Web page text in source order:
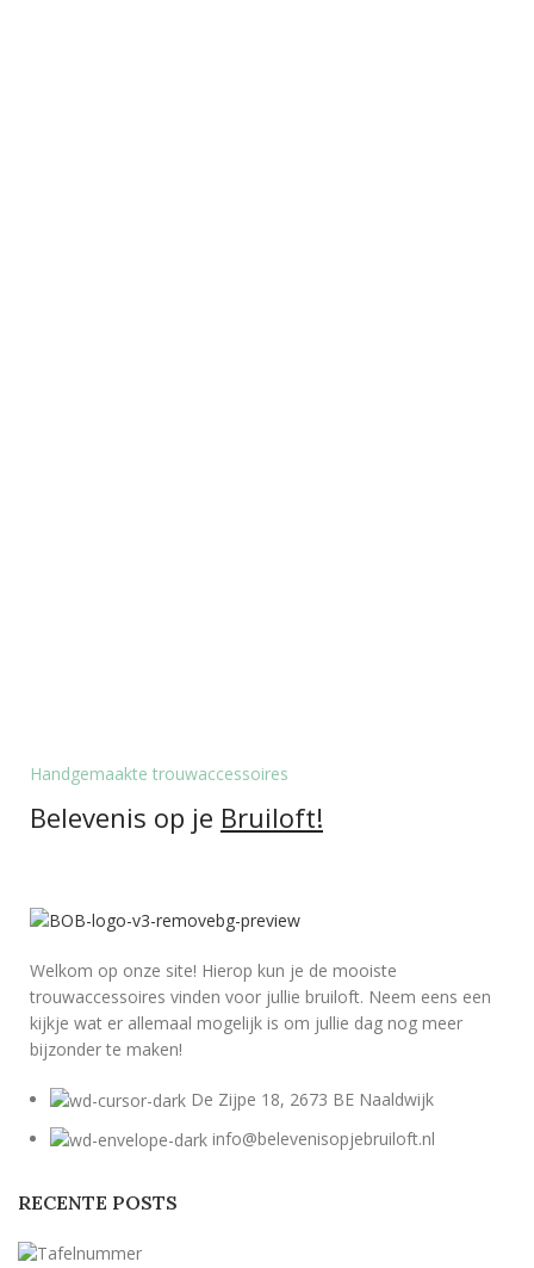
Handgemaakte trouwaccessoires
Belevenis op je Bruiloft!
Welkom op onze site! Hierop kun je de mooiste
trouwaccessoires vinden voor jullie bruiloft. Neem eens een
kijkje wat er allemaal mogelijk is om jullie dag nog meer
bijzonder te maken!
De Zijpe 18, 2673 BE Naaldwijk
info@belevenisopjebruiloft.nl
RECENTE POSTS